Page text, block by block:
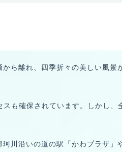
ら離れ、四季折々の美しい風景
も確保されています。しかし、
川沿いの道の駅「かわプラザ」